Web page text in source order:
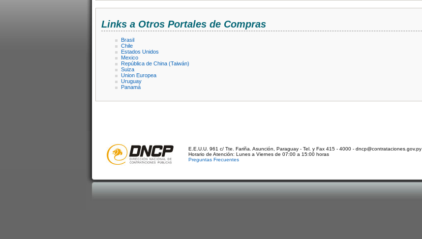
Links a Otros Portales de Compras
Brasil
Chile
Estados Unidos
Mexico
República de China (Taiwán)
Suiza
Union Europea
Uruguay
Panamá
E.E.U.U. 961 c/ Tte. Fariña. Asunción, Paraguay - Tel. y Fax 415 - 4000 - dncp@contrataciones.gov.py
Horario de Atención: Lunes a Viernes de 07:00 a 15:00 horas
Preguntas Frecuentes